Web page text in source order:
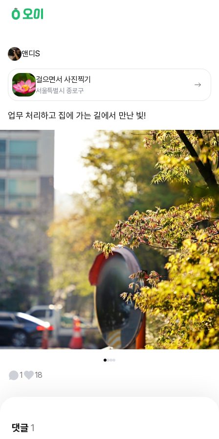
앤디S
걸으면서 사진찍기
서울특별시 종로구
업무 처리하고 집에 가는 길에서 만난 빛!
1 18
댓글1